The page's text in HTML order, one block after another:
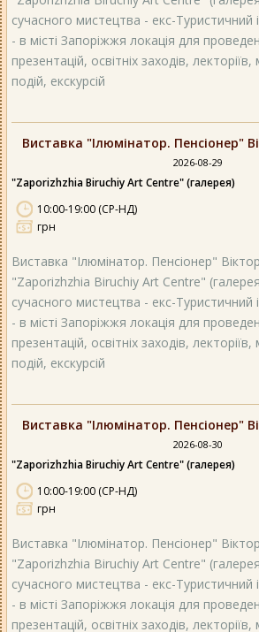
сучасного мистецтва - екс-Туристичний
- в місті Запоріжжя локація для
презентацій, освітніх заходів,
подій, екскурсій
Виставка "Ілюмінатор. Пенсіонер"
2026-08-29
"Zaporizhzhia Biruchiy Art Centre" (галерея)
10:00-19:00 (СР-НД)
грн
Виставка "Ілюмінатор. Пенсіонер"
"Zaporizhzhia Biruchiy Art Centre"
сучасного мистецтва - екс-Туристичний
- в місті Запоріжжя локація для
презентацій, освітніх заходів,
подій, екскурсій
Виставка "Ілюмінатор. Пенсіонер"
2026-08-30
"Zaporizhzhia Biruchiy Art Centre" (галерея)
10:00-19:00 (СР-НД)
грн
Виставка "Ілюмінатор. Пенсіонер"
"Zaporizhzhia Biruchiy Art Centre"
сучасного мистецтва - екс-Туристичний
- в місті Запоріжжя локація для
презентацій, освітніх заходів,